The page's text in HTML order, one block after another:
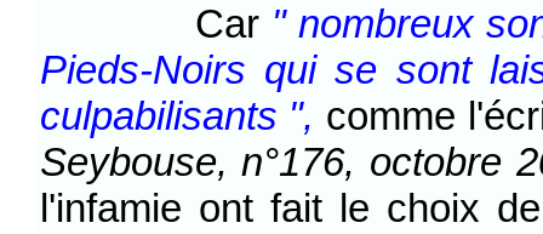
Car " nombreux
Pieds-Noirs qui se sont
culpabilisants ", comme
Seybouse, n°176, octobre
l'infamie ont fait le choix